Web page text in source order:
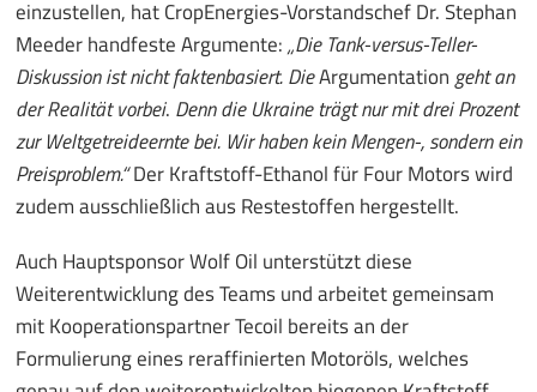
einzustellen, hat CropEnergies-Vorstandschef Dr. Stephan
Meeder handfeste Argumente:„Die Tank-versus-Teller-
Diskussion ist nicht faktenbasiert. DieArgumentationgeht an
der Realität vorbei. Denndie Ukraine trägt nur mit drei Prozent
zur Weltgetreideernte bei. Wir haben kein Mengen-, sondern ein
Preisproblem.“Der Kraftstoff-Ethanol für Four Motors wird
zudem ausschließlich aus Restestoffen hergestellt.
Auch Hauptsponsor Wolf Oil unterstützt diese
Weiterentwicklung des Teams und arbeitet gemeinsam
mit Kooperationspartner Tecoil bereits an der
Formulierung eines reraffinierten Motoröls, welches